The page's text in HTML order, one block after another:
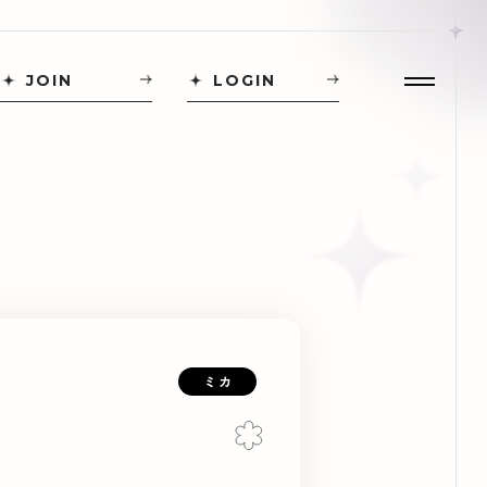
JOIN LOGIN
ミカ